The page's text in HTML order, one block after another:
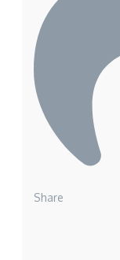
Share